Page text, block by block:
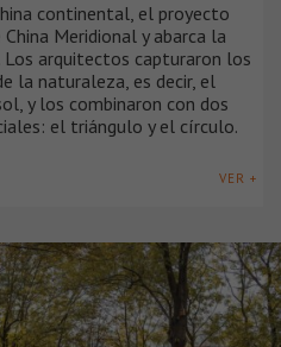
continental, el proyecto
Meridional y abarca la
arquitectos capturaron los
la naturaleza, es decir, el
y los combinaron con dos
el triángulo y el círculo.
VER +